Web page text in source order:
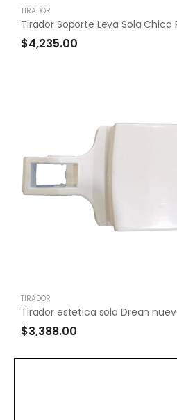
TIRADOR
$4,235.00
TIRADOR
$3,388.00